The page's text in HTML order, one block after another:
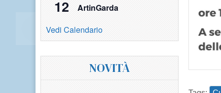
12
ArtinGarda
Vedi Calendario
NOVITÀ